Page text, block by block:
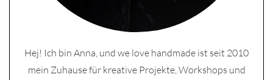
Hej! Ich bin Anna, und we love handmade ist seit 2010
mein Zuhause für kreative Projekte, Workshops und